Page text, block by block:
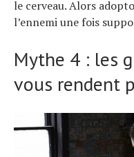
le cerveau. Alors
l’ennemi une fois
Mythe 4 : les
vous rendent